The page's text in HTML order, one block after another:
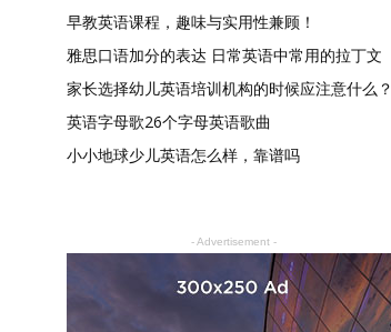
早教英语课程，趣味与实用性兼顾！
雅思口语加分的表达 日常英语中常用的拉丁文
家长选择幼儿英语培训机构的时候应注意什么？
英语字母歌26个字母英语歌曲
小小地球少儿英语怎么样，靠谱吗
- Advertisement -